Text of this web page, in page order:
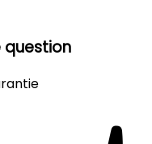
question